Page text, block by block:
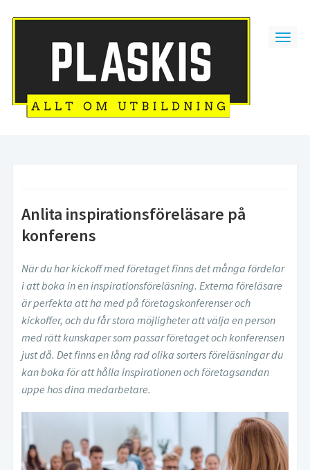
Anlita inspirationsföreläsare på
konferens
När du har kickoff med företaget finns det många fördelar
i att boka in en inspirationsföreläsning. Externa föreläsare
är perfekta att ha med på företagskonferenser och
kickoffer, och du får stora möjligheter att välja en person
med rätt kunskaper som passar företaget och konferensen
just då. Det finns en lång rad olika sorters föreläsningar du
kan boka för att hålla inspirationen och företagsandan
uppe hos dina medarbetare.